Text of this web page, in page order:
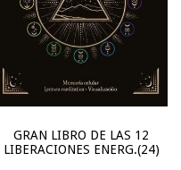
GRAN LIBRO DE LAS 12
LIBERACIONES ENERG.(24)